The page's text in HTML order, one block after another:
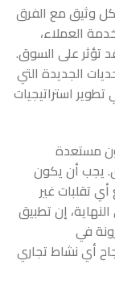
وثيق مع الفرق
العملاء،
تؤثر على السوق.
الجديدة التي
استراتيجيات
مستعدة
يجب أن يكون
تقلبات غير
إن تطبيق
في
أي نشاط تجاري